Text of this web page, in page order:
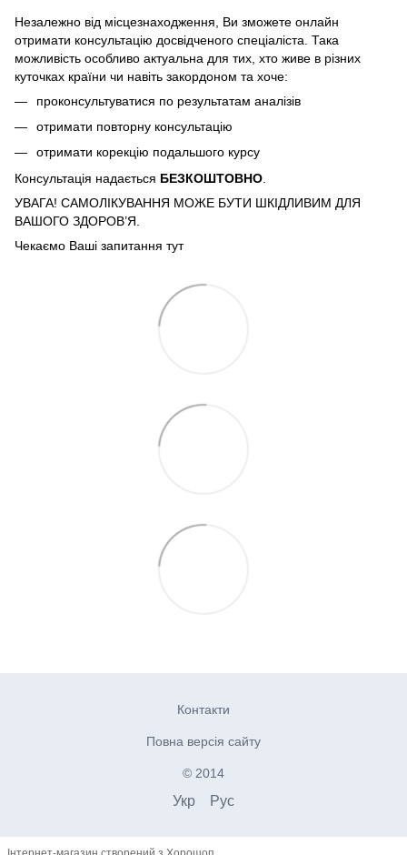
Незалежно від місцезнаходження, Ви зможете онлайн
отримати консультацію досвідченого спеціаліста. Така
можливість особливо актуальна для тих, хто живе в різних
куточках країни чи навіть закордоном та хоче:
проконсультуватися по результатам аналізів
отримати повторну консультацію
отримати корекцію подальшого курсу
Консультація надається БЕЗКОШТОВНО
УВАГА! САМОЛІКУВАННЯ МОЖЕ БУТИ ШКІДЛИВИМ ДЛЯ
ВАШОГО ЗДОРОВ’Я.
Чекаємо Ваші запитання тут
Контакти
Повна версія сайту
© 2014
Укр Рус